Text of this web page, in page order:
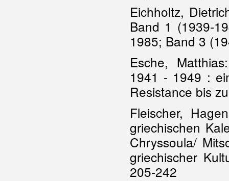
Eichholtz,
Band 1 (1939-
1985; Band 3
Esche,
1941 - 1949 :
Resistance bis
Fleischer,
griechischen
Chryssoula/
griechischer
205-242